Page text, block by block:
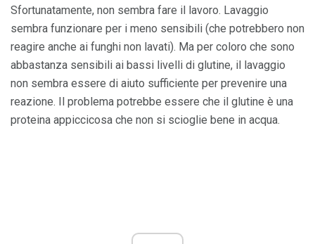
Sfortunatamente, non sembra fare il lavoro. Lavaggio
sembra funzionare per i meno sensibili (che potrebbero non
reagire anche ai funghi non lavati). Ma per coloro che sono
abbastanza sensibili ai bassi livelli di glutine, il lavaggio
non sembra essere di aiuto sufficiente per prevenire una
reazione. Il problema potrebbe essere che il glutine è una
proteina appiccicosa che non si scioglie bene in acqua.